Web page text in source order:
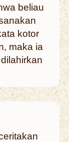
beliau
kotor
maka ia